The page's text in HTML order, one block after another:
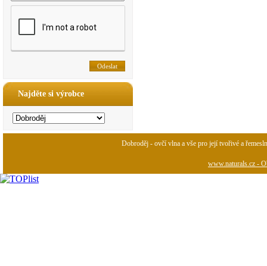
Najděte si výrobce
Dobroděj - ovčí vlna a vše pro její tvořivé a
www.naturals.cz -